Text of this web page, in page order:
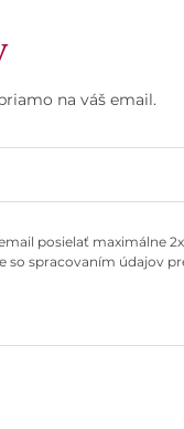
na váš email.
posielať maximálne
spracovaním údajov